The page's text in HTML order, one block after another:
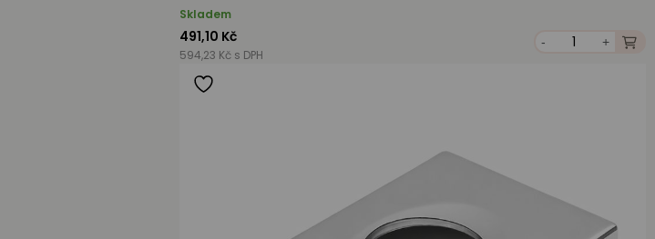
Skladem
491,10 Kč
594,23 Kč s DPH
- +